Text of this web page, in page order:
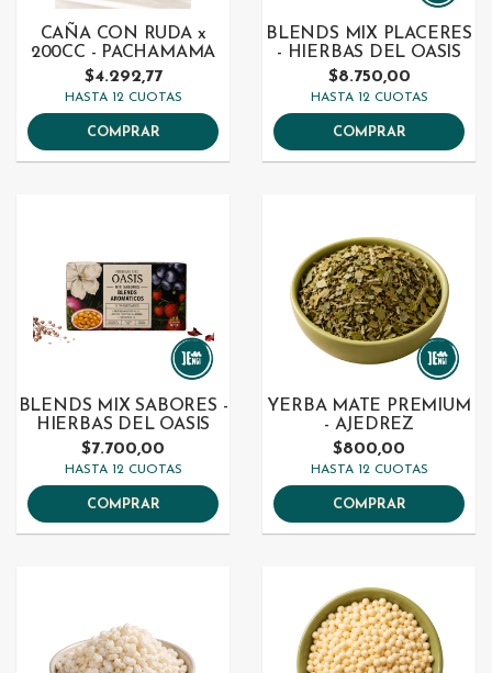
CAÑA CON RUDA x
200CC - PACHAMAMA
$4.292,77
HASTA 12 CUOTAS
COMPRAR
BLENDS MIX PLACERES
- HIERBAS DEL OASIS
$8.750,00
HASTA 12 CUOTAS
COMPRAR
BLENDS MIX SABORES -
HIERBAS DEL OASIS
$7.700,00
HASTA 12 CUOTAS
COMPRAR
YERBA MATE PREMIUM
- AJEDREZ
$800,00
HASTA 12 CUOTAS
COMPRAR